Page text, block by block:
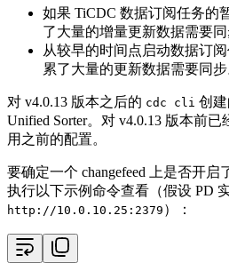
如果 TiCDC 数据订阅任务的
了大量的增量更新数据需要同
从较早的时间点启动数据订
累了大量的更新数据需要同步
对 v4.0.13 版本之后的 cdc cli 创建
Unified Sorter。对 v4.0.13 版本前已
用之前的配置。
要确定一个 changefeed 上是否开启
执行以下示例命令查看（假设 PD
http://10.0.10.25:2379 ）：